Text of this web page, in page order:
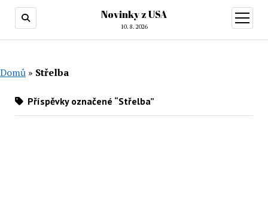
Novinky z USA
10. 8. 2026
otevřít
menu
Domů » Střelba
Příspěvky označené “Střelba”